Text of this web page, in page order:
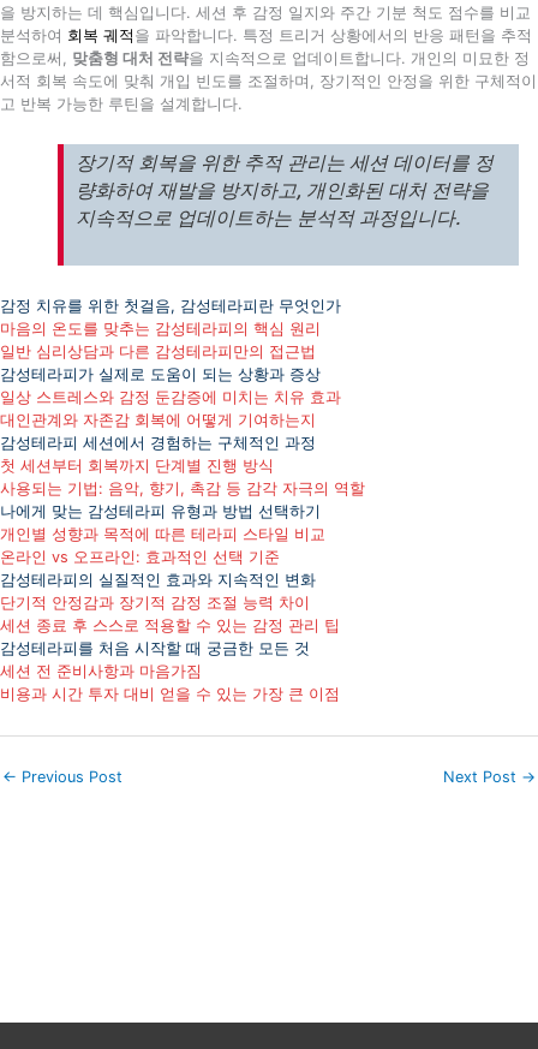
을 방지하는 데 핵심입니다. 세션 후 감정 일지와 주간 기분 척도 점수를 비교
분석하여 회복 궤적 을 파악합니다. 특정 트리거 상황에서의 반응 패턴을 추적
함으로써, 맞춤형 대처 전략을 지속적으로 업데이트합니다. 개인의 미묘한 정
서적 회복 속도에 맞춰 개입 빈도를 조절하며, 장기적인 안정을 위한 구체적이
고 반복 가능한 루틴을 설계합니다.
장기적 회복을 위한 추적 관리는 세션 데이터를 정
량화하여 재발을 방지하고, 개인화된 대처 전략을
지속적으로 업데이트하는 분석적 과정입니다.
감정 치유를 위한 첫걸음, 감성테라피란 무엇인가
마음의 온도를 맞추는 감성테라피의 핵심 원리
일반 심리상담과 다른 감성테라피만의 접근법
감성테라피가 실제로 도움이 되는 상황과 증상
일상 스트레스와 감정 둔감증에 미치는 치유 효과
대인관계와 자존감 회복에 어떻게 기여하는지
감성테라피 세션에서 경험하는 구체적인 과정
첫 세션부터 회복까지 단계별 진행 방식
사용되는 기법: 음악, 향기, 촉감 등 감각 자극의 역할
나에게 맞는 감성테라피 유형과 방법 선택하기
개인별 성향과 목적에 따른 테라피 스타일 비교
온라인 vs 오프라인: 효과적인 선택 기준
감성테라피의 실질적인 효과와 지속적인 변화
단기적 안정감과 장기적 감정 조절 능력 차이
세션 종료 후 스스로 적용할 수 있는 감정 관리 팁
감성테라피를 처음 시작할 때 궁금한 모든 것
세션 전 준비사항과 마음가짐
비용과 시간 투자 대비 얻을 수 있는 가장 큰 이점
← Previous Post Next Post →